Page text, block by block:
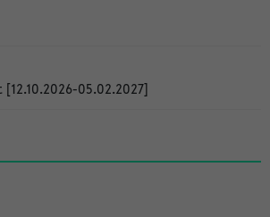
05.02.2027]